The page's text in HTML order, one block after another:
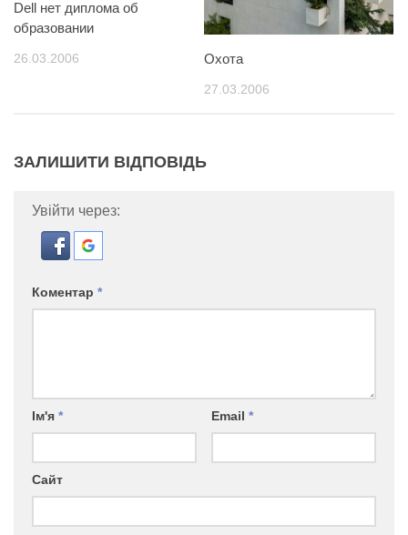
Dell нет диплома об
образовании
26.03.2006 Охота
27.03.2006
ЗАЛИШИТИ ВІДПОВІДЬ
Увійти через:
Коментар *
Ім'я * Email *
Сайт